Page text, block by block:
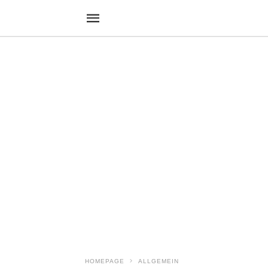
HOMEPAGE ALLGEMEIN